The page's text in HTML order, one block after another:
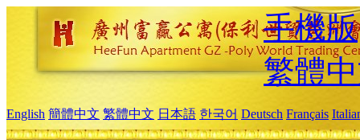
手機版
繁體
English 簡體中文 繁體中文 日本語 한국어 Deutsch Français